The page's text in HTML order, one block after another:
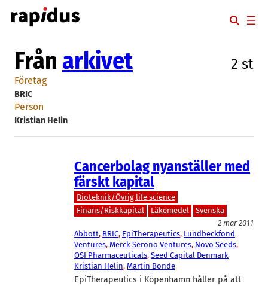
Hoppa
till
Från arkivet 2 st
Företag
BRIC
Person
Kristian Helin
Cancerbolag nyanställer med
färskt kapital
Bioteknik/Övrig life science
Finans/Riskkapital
Läkemedel
Svenska
2 mar 2011
Abbott, BRIC, EpiTherapeutics, Lundbeckfond
Ventures, Merck Serono Ventures, Novo Seeds
OSI Pharmaceuticals, Seed Capital Denmark
Kristian Helin, Martin Bonde
EpiTherapeutics i Köpenhamn håller på att